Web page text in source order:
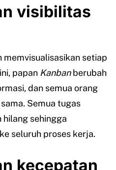
visibilitas
memvisualisasikan setiap
papan Kanbanberubah
dan semua orang
Semua tugas
sehingga
seluruh proses kerja.
kecepatan